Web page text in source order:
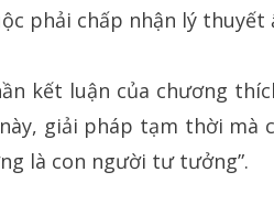
phải chấp nhận lý thuyết
kết luận của chương
giải pháp tạm thời mà
là con người tư tưởng”.